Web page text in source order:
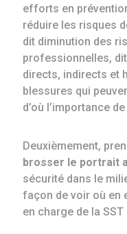
efforts en
réduire les risques
dit diminution des
professionnelles,
directs, indirects et
blessures qui
d’où l’importance
Deuxièmement,
brosser le portrait
sécurité dans le
façon de voir où en
en charge de la SST